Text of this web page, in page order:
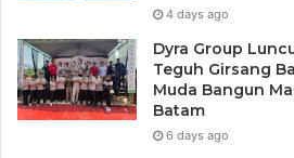
Ia juga mengungkapkan bahwa
tinggi di Indonesia saat ini
termasuk rendahnya rasio
sehingga diperlukan langkah
ekosistem akademik dan
4 days ago
Dyra Group
Teguh Girsang
Muda Bangun
Batam
6 days ago